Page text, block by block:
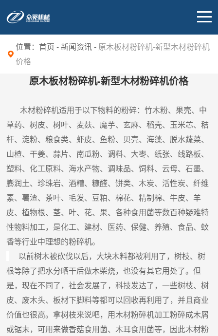
位置： 首页 -新闻资讯- 原木板材粉碎机-新型木材粉碎机
价格
原木板材粉碎机-新型木材粉碎机价格
木材粉碎机适用于以下物料的粉碎：竹木粉、果壳、中
草药、树皮、树叶、麦麸、魔芋、玄麻、稻壳、玉米芯、秸
杆、淀粉、粮食类、虾皮、鱼粉、贝壳、海藻、脱水蔬菜、
山楂、干姜、蒜片、南瓜粉、调料、大枣、纸张、线路板、
塑料、化工原料、海水产物、调味品、饲料、云母、石墨、
膨润土、珍珠岩、酒糟、糠醛、饼类、木炭、活性炭、纤维
素、薯渣、茶叶、毛发、豆粕、棉花、精制棉、牛皮、羊
皮、植物根、茎、叶、花、果、各种食用菌等数百种疑难特
性物料加工，是化工、建材、医药、保健、养殖、食品、蚊
香等行业中理想的粉碎机。
以前树木被砍伐以后，大块木料都被利用了，树枝、树
根等除了把水分晒干后做木柴烧，也没有其它用处了。但
是，现在不同了，社会发展了，科技发达了，一些树枝、树
皮、废木头、板材下脚料等都可以回收再利用了，并且商业
价值也很高。拿树枝来说吧，用木材粉碎机加工粉碎成木屑
或锯末，可用来做香菇食用菌、木耳食用菌等，因此木材粉